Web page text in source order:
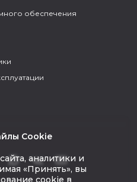
обеспечения
Cookie
аналитики и
«Принять», вы
cookie в